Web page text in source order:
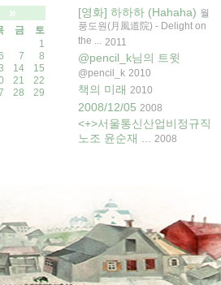
»
금
토
1
7
8
14
15
21
22
28
29
[영화] 하하하 (Hahaha) 월
풍도원(月風道院) - Delight on
the ... 2011
@pencil_k님의 트윗
@pencil_k 2010
책의 미래 2010
2008/12/05 2008
<+>서울통신산업비정규직
노조 윤순재 ...
2008